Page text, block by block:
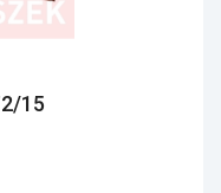
15